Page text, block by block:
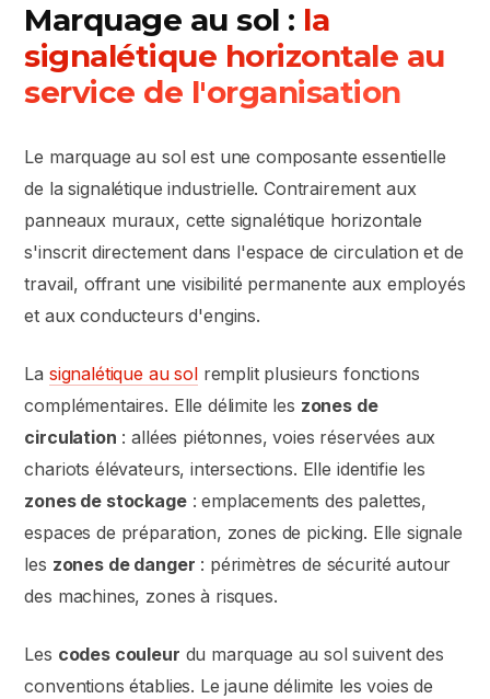
Marquage au sol : la
signalétique horizontale au
service de l'organisation
Le marquage au sol est une composante essentielle
de la signalétique industrielle. Contrairement aux
panneaux muraux, cette signalétique horizontale
s'inscrit directement dans l'espace de circulation et de
travail, offrant une visibilité permanente aux employés
et aux conducteurs d'engins.
La signalétique au solremplit plusieurs fonctions
complémentaires. Elle délimite les zones de
circulation : allées piétonnes, voies réservées aux
chariots élévateurs, intersections. Elle identifie les
zones de stockage: emplacements des palettes,
espaces de préparation, zones de picking. Elle signale
les zones de danger : périmètres de sécurité autour
des machines, zones à risques.
Les codes couleur du marquage au sol suivent des
conventions établies. Le jaune délimite les voies de